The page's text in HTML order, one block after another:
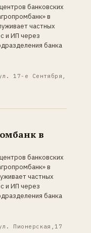
банковских
в
частных
и ИП через
банка
17-е Сентября,
в
банковских
в
частных
и ИП через
банка
Пионерская,17